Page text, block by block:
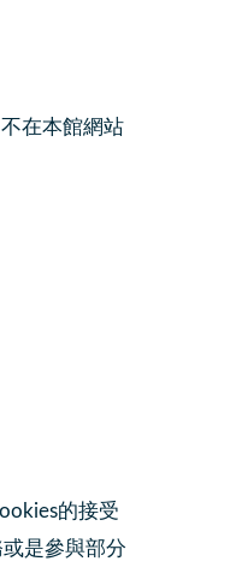
在本館網站
的接受
是參與部分